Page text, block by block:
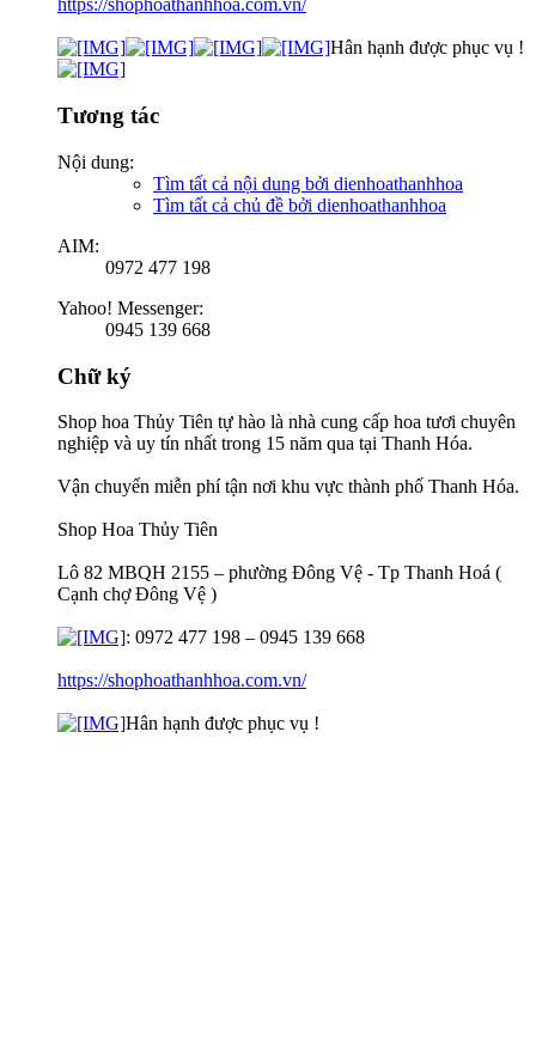
https://shophoathanhhoa.com.vn/
Hân hạnh được phục vụ !
Tương tác
Nội dung:
Tìm tất cả nội dung bởi dienhoathanhhoa
Tìm tất cả chủ đề bởi dienhoathanhhoa
AIM:
0972 477 198
Yahoo! Messenger:
0945 139 668
Chữ ký
Shop hoa Thủy Tiên tự hào là nhà cung cấp hoa tươi chuyên
nghiệp và uy tín nhất trong 15 năm qua tại Thanh Hóa.
Vận chuyển miễn phí tận nơi khu vực thành phố Thanh Hóa.
Shop Hoa Thủy Tiên
Lô 82 MBQH 2155 – phường Đông Vệ - Tp Thanh Hoá (
Cạnh chợ Đông Vệ )
: 0972 477 198 – 0945 139 668
https://shophoathanhhoa.com.vn/
Hân hạnh được phục vụ !